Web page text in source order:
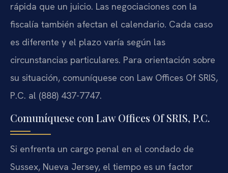
rápida que un juicio. Las negociaciones con la
fiscalía también afectan el calendario. Cada caso
es diferente y el plazo varía según las
circunstancias particulares. Para orientación sobre
su situación, comuníquese con Law Offices Of SRIS,
P.C. al (888) 437-7747.
Comuníquese con Law Offices Of SRIS, P.C.
Si enfrenta un cargo penal en el condado de
Sussex, Nueva Jersey, el tiempo es un factor